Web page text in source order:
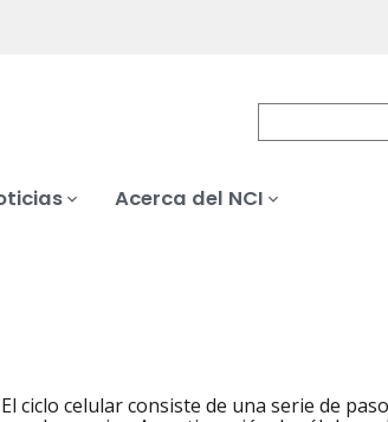
Acerca del NCI
ciclo celular consiste de una serie de